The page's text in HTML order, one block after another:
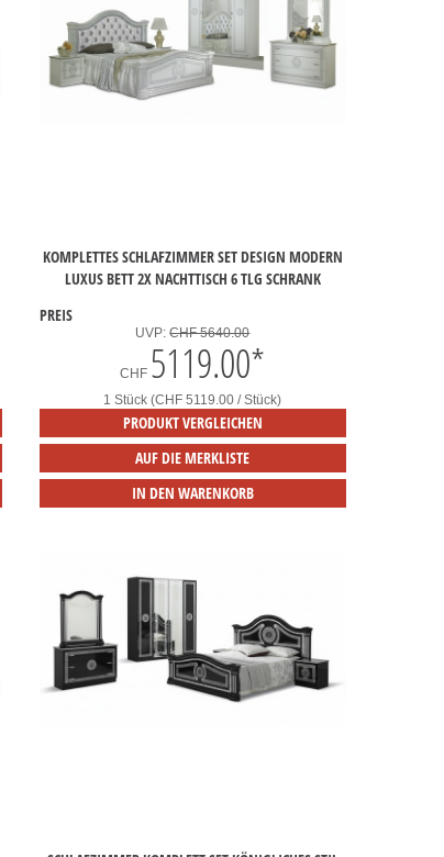
KOMPLETTES SCHLAFZIMMER SET DESIGN MODERN
LUXUS BETT 2X NACHTTISCH 6 TLG SCHRANK
PREIS
UVP:CHF 5640.00
CHF 5119.00*
1 Stück (CHF 5119.00 / Stück)
PRODUKT VERGLEICHEN
AUF DIE MERKLISTE
IN DEN WARENKORB